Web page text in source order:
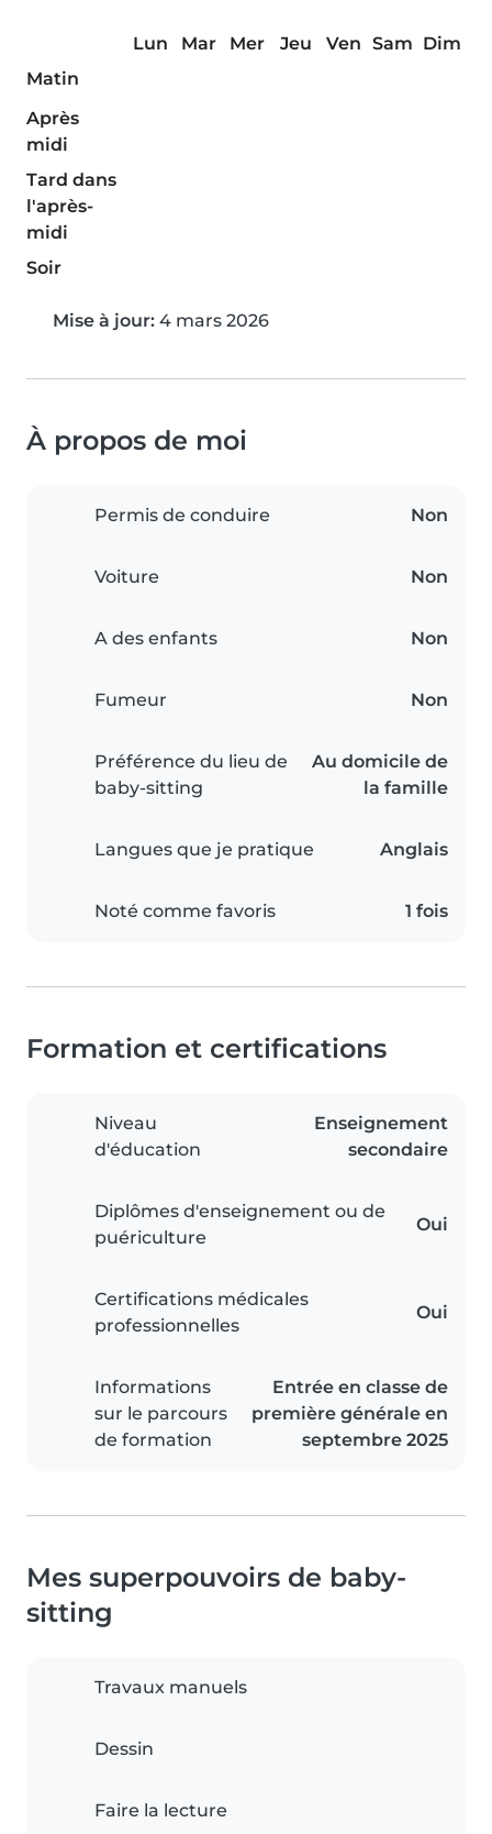
Lun Mar Mer Jeu Ven Sam Dim
Matin
Après
midi
Tard dans
l'après-
midi
Soir
Mise à jour: 4 mars 2026
À propos de moi
Permis de conduire Non
Voiture Non
A des enfants Non
Fumeur Non
Préférence du lieu de
baby-sitting
Au domicile de
la famille
Langues que je pratique Anglais
Noté comme favoris 1 fois
Formation et certifications
Niveau
d'éducation
Enseignement
secondaire
Diplômes d'enseignement ou de
puériculture
Oui
Certifications médicales
professionnelles
Oui
Informations
sur le parcours
de formation
Entrée en classe de
première générale en
septembre 2025
Mes superpouvoirs de baby-
sitting
Travaux manuels
Dessin
Faire la lecture